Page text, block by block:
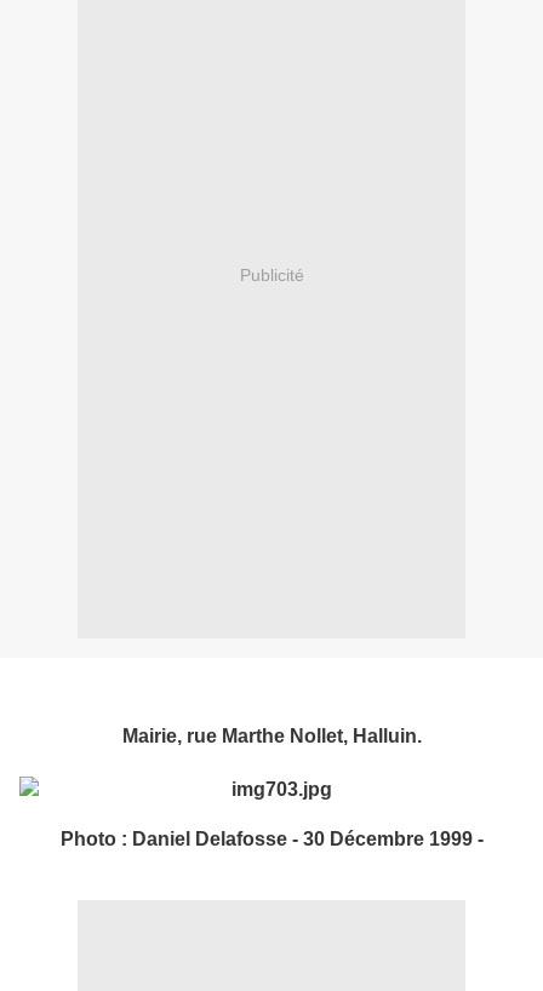
Publicité
Mairie, rue Marthe Nollet, Halluin.
Photo : Daniel Delafosse - 30 Décembre 1999 -